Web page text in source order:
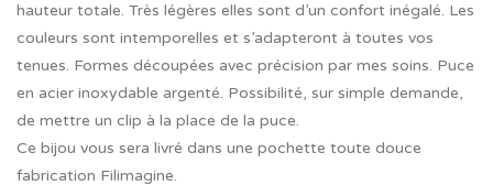
hauteur totale. Très légères elles sont d’un confort inégalé. Les
couleurs sont intemporelles et s’adapteront à toutes vos
tenues. Formes découpées avec précision par mes soins. Puce
en acier inoxydable argenté. Possibilité, sur simple demande,
de mettre un clip à la place de la puce.
Ce bijou vous sera livré dans une pochette toute douce
fabrication Filimagine.